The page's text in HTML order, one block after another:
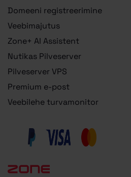
Domeeni registreerimine
Veebimajutus
Zone+ AI Assistent
Nutikas Pilveserver
Pilveserver VPS
Premium e-post
Veebilehe turvamonitor